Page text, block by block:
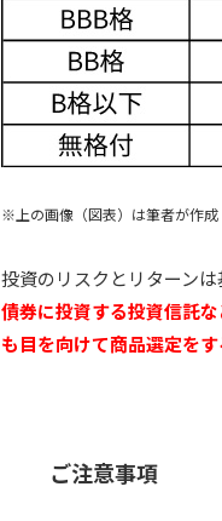
※上の画像（図表）は筆者が作成
投資のリスクとリターンは
債券に投資する投資信託
も目を向けて商品選定をす
ご注意事項